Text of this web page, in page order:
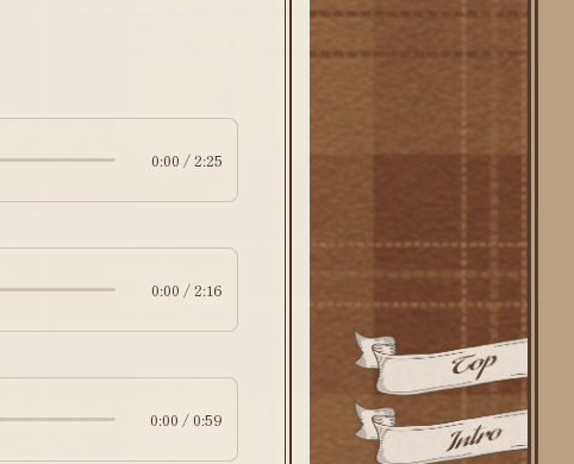
0:00 / 2:25
0:00 / 2:16
0:00 / 0:59